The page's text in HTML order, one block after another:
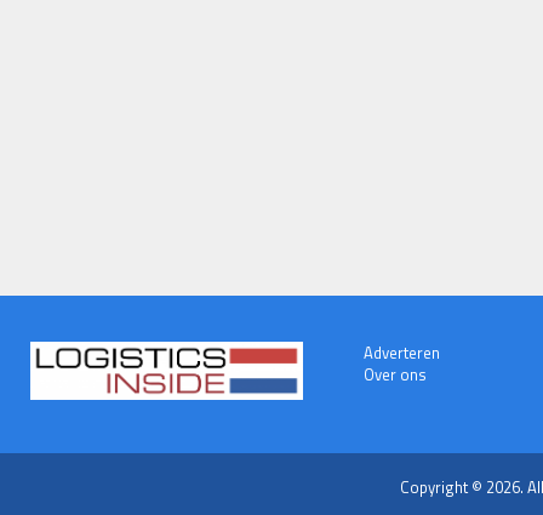
Adverteren
Over ons
Copyright © 2026.